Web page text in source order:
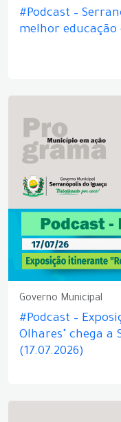
#Podcast –
melhor educação
Governo Municipal
#Podcast –
Olhares" chega a
(17.07.2026)